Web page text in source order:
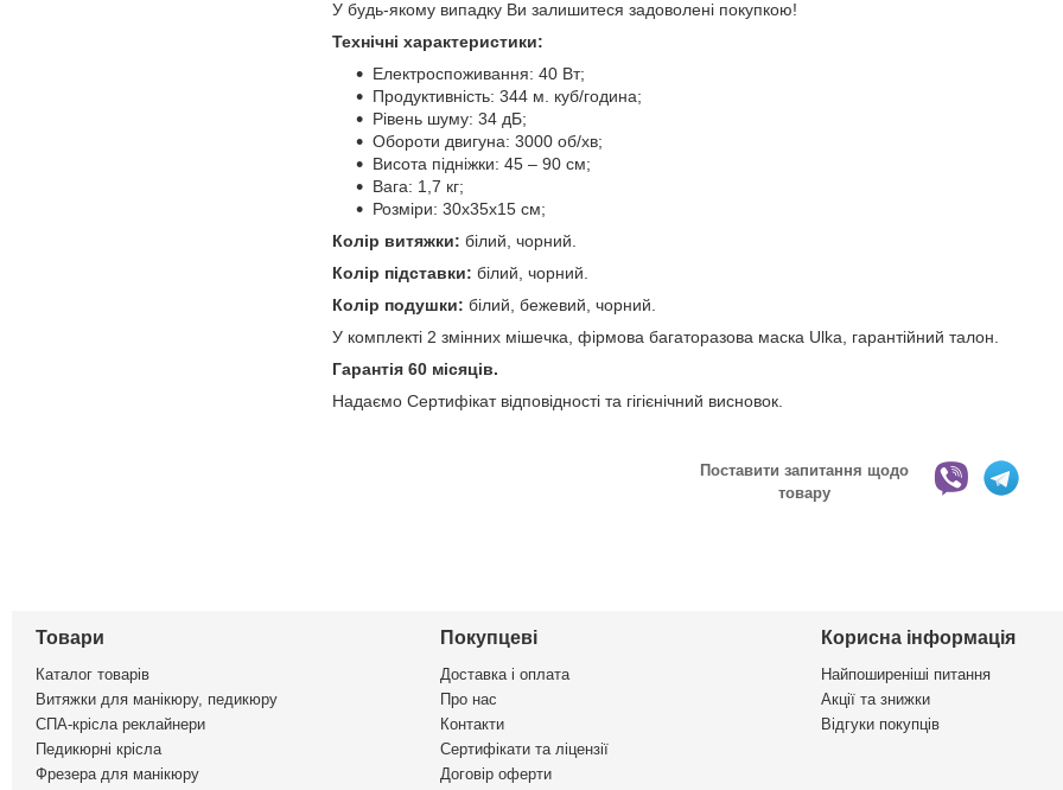
У будь-якому випадку Ви залишитеся задоволені покупкою!
Технічні характеристики:
Електроспоживання: 40 Вт;
Продуктивність: 344 м. куб/година;
Рівень шуму: 34 дБ;
Обороти двигуна: 3000 об/хв;
Висота підніжки: 45 – 90 см;
Вага: 1,7 кг;
Розміри: 30х35х15 см;
Колір витяжки: білий, чорний.
Колір підставки: білий, чорний.
Колір подушки: білий, бежевий, чорний.
У комплекті 2 змінних мішечка, фірмова багаторазова маска Ulka, гарантійний талон.
Гарантія 60 місяців.
Надаємо Сертифікат відповідності та гігієнічний висновок.
Поставити запитання щодо
товару
Товари
Каталог товарів
Витяжки для манікюру, педикюру
СПА-крісла реклайнери
Педикюрні крісла
Фрезера для манікюру
Покупцеві
Доставка і оплата
Про нас
Контакти
Сертифікати та ліцензії
Договір оферти
Корисна інформація
Найпоширеніші питання
Акції та знижки
Відгуки покупців